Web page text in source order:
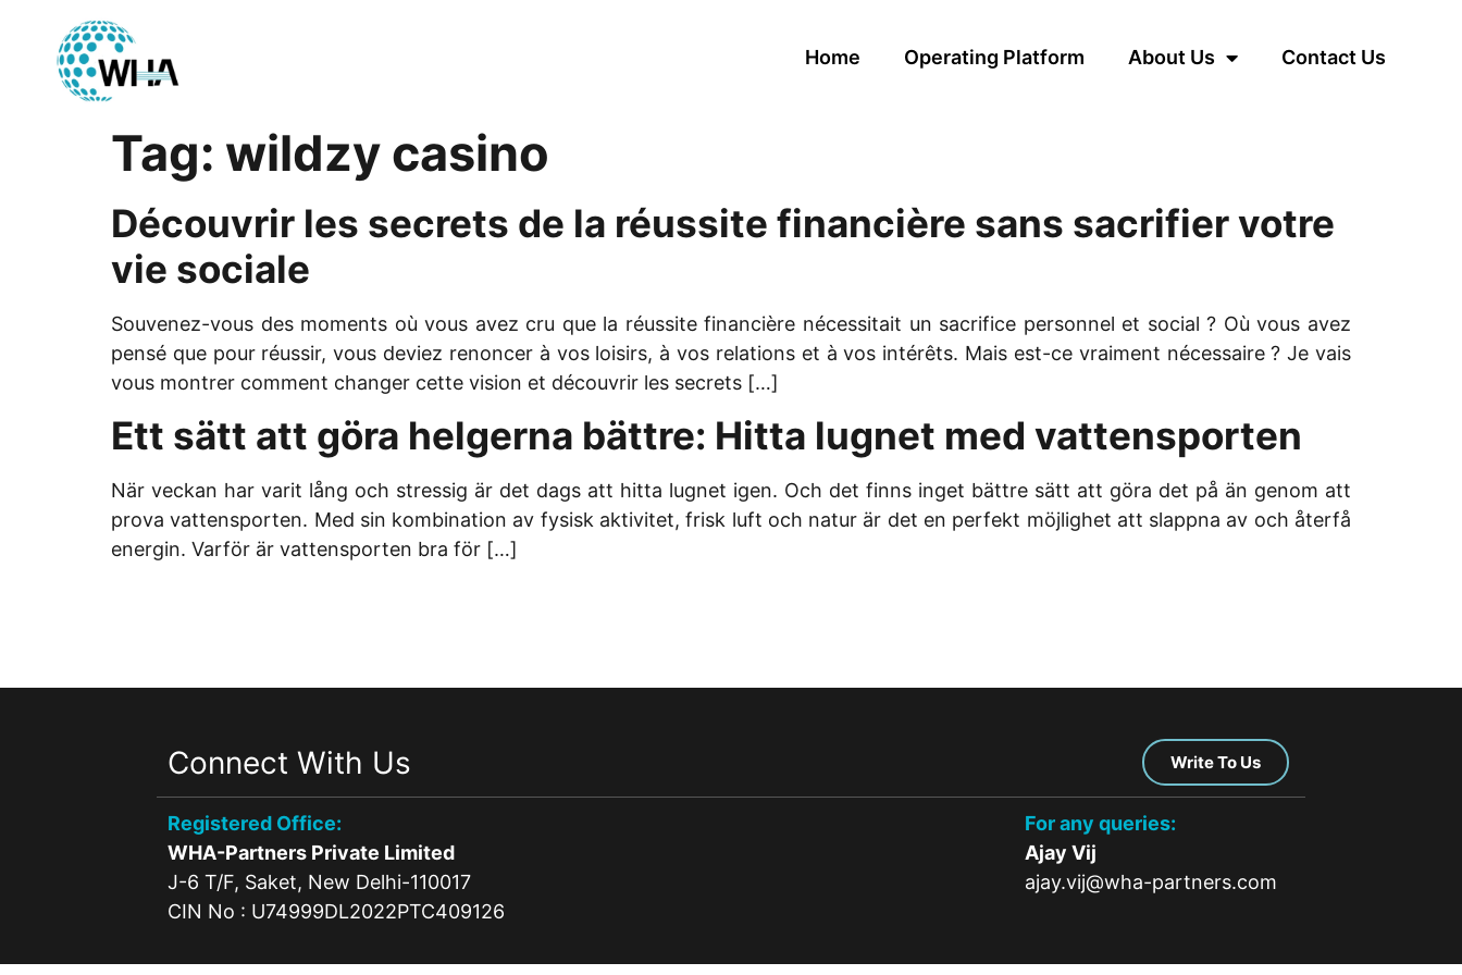
Home Operating Platform About Us Contact Us
Tag: wildzy casino
Découvrir les secrets de la réussite financière sans sacrifier votre
vie sociale
Souvenez-vous des moments où vous avez cru que la réussite financière nécessitait un sacrifice personnel et social ? Où vous avez
pensé que pour réussir, vous deviez renoncer à vos loisirs, à vos relations et à vos intérêts. Mais est-ce vraiment nécessaire ? Je vais
vous montrer comment changer cette vision et découvrir les secrets […]
Ett sätt att göra helgerna bättre: Hitta lugnet med vattensporten
När veckan har varit lång och stressig är det dags att hitta lugnet igen. Och det finns inget bättre sätt att göra det på än genom att
prova vattensporten. Med sin kombination av fysisk aktivitet, frisk luft och natur är det en perfekt möjlighet att slappna av och återfå
energin. Varför är vattensporten bra för […]
Connect With Us Write To Us
Registered Office:
WHA-Partners Private Limited
J-6 T/F, Saket, New Delhi-110017
CIN No : U74999DL2022PTC409126
For any queries:
Ajay Vij
ajay.vij@wha-partners.com